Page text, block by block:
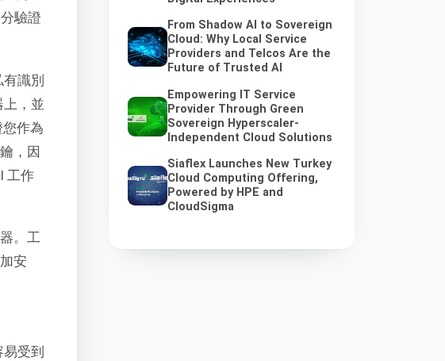
驗證
有識別
上，並
作為
，因
工作
。工
安
受到
From Shadow AI to Sovereign
Cloud: Why Local Service
Providers and Telcos Are the
Future of Trusted AI
Empowering IT Service
Provider Through Green
Sovereign Hyperscaler-
Independent Cloud Solutions
Siaflex Launches New Turkey
Cloud Computing Offering,
Powered by HPE and
CloudSigma